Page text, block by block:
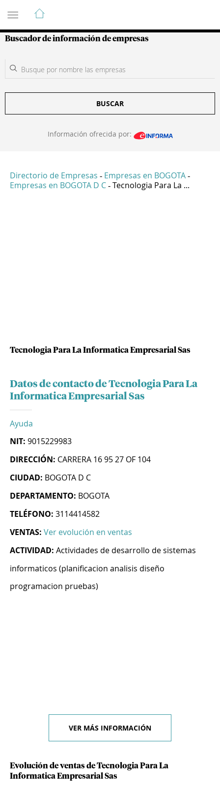
Guía de Empresas Colombianas
Buscador de información de empresas
BUSCAR
Información ofrecida por:
Directorio de Empresas - Empresas en BOGOTA -
Empresas en BOGOTA D C - Tecnologia Para La ...
Tecnologia Para La Informatica Empresarial Sas
Datos de contacto de Tecnologia Para La
Informatica Empresarial Sas
Ayuda
NIT: 9015229983
DIRECCIÓN: CARRERA 16 95 27 OF 104
CIUDAD: BOGOTA D C
DEPARTAMENTO: BOGOTA
TELÉFONO: 3114414582
VENTAS: Ver evolución en ventas
ACTIVIDAD: Actividades de desarrollo de sistemas
informaticos (planificacion analisis diseño
programacion pruebas)
VER MÁS INFORMACIÓN
Evolución de ventas de Tecnologia Para La
Informatica Empresarial Sas